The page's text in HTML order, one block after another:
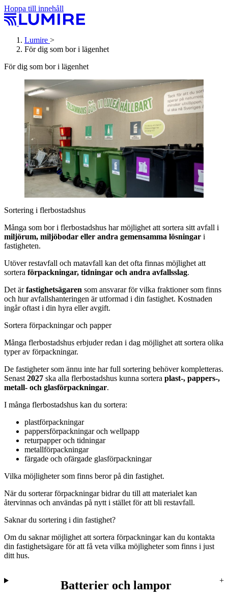
Hoppa till innehåll
Lumire >
För dig som bor i lägenhet
För dig som bor i lägenhet
Sortering i flerbostadshus
Många som bor i flerbostadshus har möjlighet att sortera sitt avfall i
miljörum, miljöbodar eller andra gemensamma lösningar i
fastigheten.
Utöver restavfall och matavfall kan det ofta finnas möjlighet att
sortera förpackningar, tidningar och andra avfallsslag.
Det ärfastighetsägaren som ansvarar för vilka fraktioner som finns
och hur avfallshanteringen är utformad i din fastighet. Kostnaden
ingår oftast i din hyra eller avgift.
Sortera förpackningar och papper
Många flerbostadshus erbjuder redan i dag möjlighet att sortera olika
typer av förpackningar.
De fastigheter som ännu inte har full sortering behöver kompletteras.
Senast 2027 ska alla flerbostadshus kunna sortera plast‑, pappers‑,
metall‑ och glasförpackningar.
I många flerbostadshus kan du sortera:
plastförpackningar
pappersförpackningar och wellpapp
returpapper och tidningar
metallförpackningar
färgade och ofärgade glasförpackningar
Vilka möjligheter som finns beror på din fastighet.
När du sorterar förpackningar bidrar du till att materialet kan
återvinnas och användas på nytt i stället för att bli restavfall.
Saknar du sortering i din fastighet?
Om du saknar möjlighet att sortera förpackningar kan du kontakta
din fastighetsägare för att få veta vilka möjligheter som finns i just
ditt hus.
Batterier och lampor